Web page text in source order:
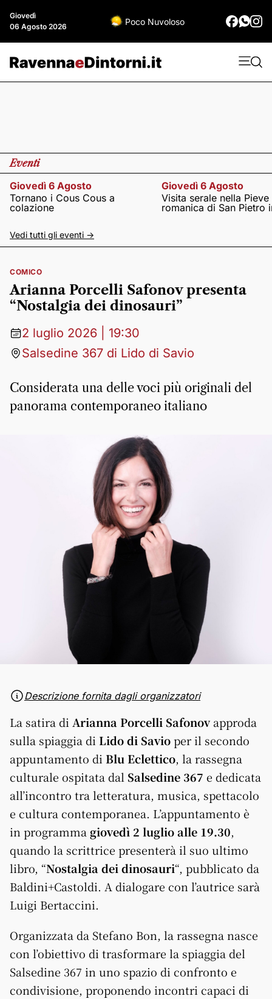
Giovedì
06 Agosto 2026
Poco Nuvoloso
Eventi
Giovedì 6 Agosto
Tornano i Cous Cous a
colazione
Giovedì 6 Agosto
Visita serale nella Pieve
romanica di San Pietro
Vedi tutti gli eventi ->
COMICO
Arianna Porcelli Safonov presenta
“Nostalgia dei dinosauri”
2 luglio 2026 | 19:30
Salsedine 367 di Lido di Savio
Considerata una delle voci più originali del
panorama contemporaneo italiano
Descrizione fornita dagli organizzatori
La satira diArianna Porcelli Safonovapproda
sulla spiaggia diLido di Savioper il secondo
appuntamento diBlu Eclettico, la rassegna
culturale ospitata dal Salsedine 367 e dedicata
all’incontro tra letteratura, musica, spettacolo
e cultura contemporanea. L’appuntamento è
in programma giovedì 2 luglio alle 19.30,
quando la scrittrice presenterà il suo ultimo
libro, “Nostalgia dei dinosauri“, pubblicato da
Baldini+Castoldi. A dialogare con l’autrice sarà
Luigi Bertaccini.
Organizzata da Stefano Bon, la rassegna nasce
con l’obiettivo di trasformare la spiaggia del
Salsedine 367 in uno spazio di confronto e
condivisione, proponendo incontri capaci di